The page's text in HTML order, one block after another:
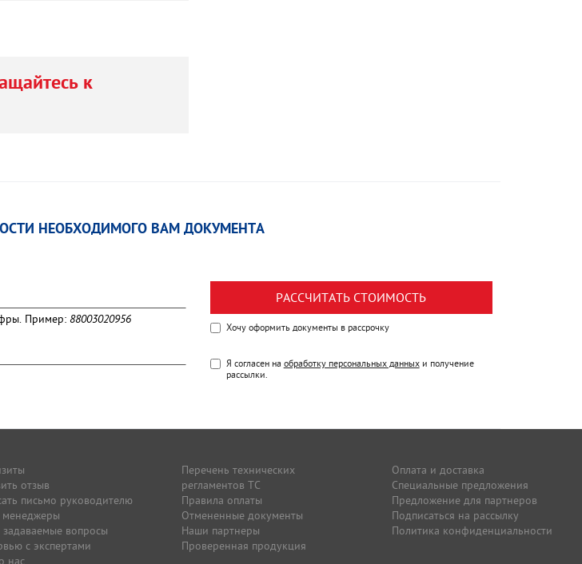
к
НЕОБХОДИМОГО ВАМ ДОКУМЕНТА
Пример: 88003020956
РАССЧИТАТЬ СТОИМОСТЬ
Хочу оформить документы в рассрочку
Я согласен на обработку персональных данныхи получение
рассылки.
отзыв
письмо руководителю
задаваемые вопросы
с экспертами
нас
Перечень технических
регламентов ТС
Правила оплаты
Отмененные документы
Наши партнеры
Проверенная продукция
Оплата и доставка
Специальные предложения
Предложение для партнеров
Подписаться на рассылку
Политика конфиденциальности